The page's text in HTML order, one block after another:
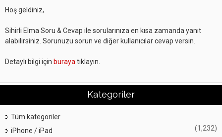
Hoş geldiniz,
Sihirli Elma Soru & Cevap ile sorularınıza en kısa zamanda yanıt
alabilirsiniz. Sorunuzu sorun ve diğer kullanıcılar cevap versin.
Detaylı bilgi için buraya tıklayın.
Kategoriler
Tüm kategoriler
iPhone / iPad
(1,232)